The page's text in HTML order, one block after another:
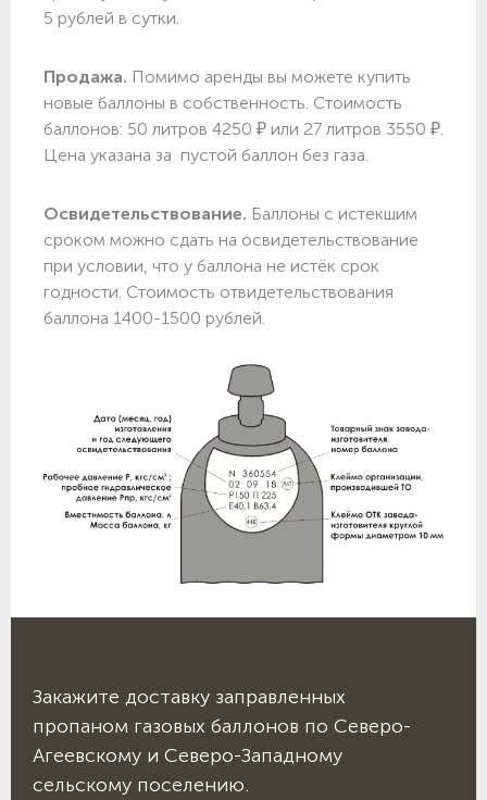
5 рублей в сутки.
Продажа. Помимо аренды вы можете купить
новые баллоны в собственность. Стоимость
баллонов: 50 литров 4250 ₽ или 27 литров 3550 ₽.
Цена указана за пустой баллон без газа.
Освидетельствование. Баллоны с истекшим
сроком можно сдать на освидетельствование
при условии, что у баллона не истёк срок
годности. Стоимость отвидетельствования
баллона 1400-1500 рублей.
Закажите доставку заправленных
пропаном газовых баллонов по Северо-
Агеевскому и Северо-Западному
сельскому поселению.